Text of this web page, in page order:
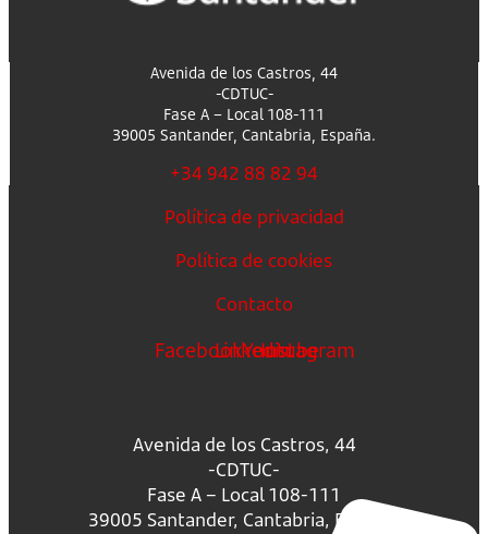
Avenida de los Castros, 44
-CDTUC-
Fase A – Local 108-111
39005 Santander, Cantabria, España.
+34 942 88 82 94
Política de privacidad
Política de cookies
Contacto
FacebookLinkedin
Youtube
Instagram
Avenida de los Castros, 44
-CDTUC-
Fase A – Local 108-111
39005 Santander, Cantabria, España.